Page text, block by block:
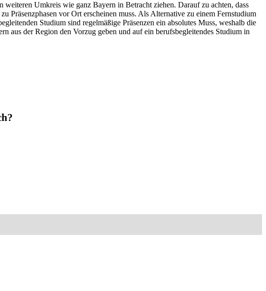
Umkreis wie ganz Bayern in Betracht ziehen. Darauf zu achten, dass
Präsenzphasen vor Ort erscheinen muss. Als Alternative zu einem Fernstudium
Studium sind regelmäßige Präsenzen ein absolutes Muss, weshalb die
aus der Region den Vorzug geben und auf ein berufsbegleitendes Studium in